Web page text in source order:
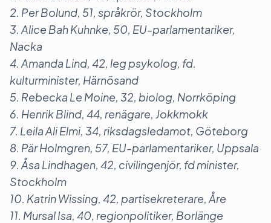
2. Per Bolund, 51, språkrör, Stockholm
3. Alice Bah Kuhnke, 50, EU-parlamentariker,
Nacka
4. Amanda Lind, 42, leg psykolog, fd.
kulturminister, Härnösand
5. Rebecka Le Moine, 32, biolog, Norrköping
6. Henrik Blind, 44, renägare, Jokkmokk
7. Leila Ali Elmi, 34, riksdagsledamot, Göteborg
8. Pär Holmgren, 57, EU-parlamentariker, Uppsala
9. Åsa Lindhagen, 42, civilingenjör, fd minister,
Stockholm
10. Katrin Wissing, 42, partisekreterare, Åre
11. Mursal Isa, 40, regionpolitiker, Borlänge